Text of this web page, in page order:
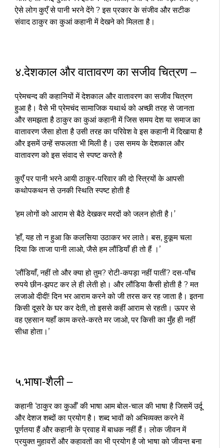
ऐसे लोग कुएँ से पानी भरने देंगे ? इस प्रकार के संजीव और सटीक
संवाद ठाकुर का कुआं कहानी में देखने को मिलता है।
४.देशकाल और वातावरण का सजीव चित्रण –
प्रेमचन्द की कहानियों में देशकाल और वातावरण का सजीव चित्रण
हुआ है। वैसे भी प्रेमचंद सामाजिक यथार्थ को अच्छी तरह से जानता
और समझता है ठाकुर का कुआं कहानी में जिस समय देश या समाज का
वातावरण जैसा होता है उसी तरह का परिवेश वे इस कहानी में दिखाया है
और इसमें उन्हें सफलता भी मिली है। उस समय के देशकाल और
वातावरण को इस संवाद से स्पष्ट करते है
कुएँ पर पानी भरने आयी ठाकुर-परिवार की दो स्त्रियों के आपसी
कथोपकथन से उनकी स्थिति स्पष्ट होती है
‘हम लोगों को आराम से बैठे देखकर मरदों को जलन होती है।’
‘हाँ, यह तो न हुआ कि कलसिया उठाकर भर लाते। बस, हुकूम चला
दिया कि ताजा पानी लाओ, जैसे हम लौंडियाँ ही तो हैं ।’
‘लौंडियाँ, नहीं तो और क्या हो तुम? रोटी-कपड़ा नहीं पातीं? दस-पाँच
रुपये छीन-झपट कर ले ही लेती हो। और लौंडिया कैसी होती है ? मत
लजाओ दीदी! दिन भर आराम करने को जी तरस कर रह जाता है। इतना
किसी दूसरे के घर कर देती, तो इससे कहीं आराम से रहती। ऊपर से
वह एहसान यहाँ काम करते-करते मर जाओ, पर किसी का मुँह ही नहीं
सीधा होता।’
५.भाषा-शैली –
कहानी ‘ठाकुर का कुआँ’ की भाषा आम बोल-चाल की भाषा है जिसमें उर्दू
और देशज शब्दों का प्रयोग है। शब्द भावों को अभिव्यक्त करने में
पूर्णतया हैं और कहानी के प्रवाह में बाधक नहीं हैं। लोक जीवन में
प्रयुक्त मुहावरों और कहावतों का भी प्रयोग है जो भाषा को जीवन्त बना